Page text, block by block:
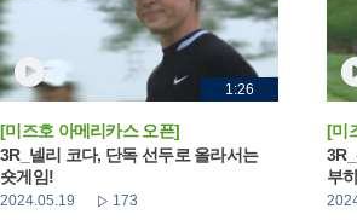
1:26
[미즈호 아메리카스 오픈]
3R_넬리 코다, 단독 선두로 올라서는
숏게임!
2024.05.19 173
[미
부